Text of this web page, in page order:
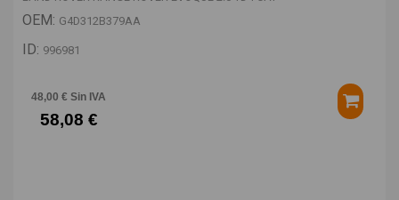
OEM: G4D312B379AA
ID: 996981
48,00 € Sin IVA
58,08 €